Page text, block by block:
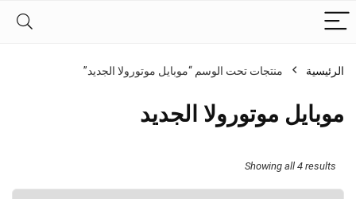
الرئيسية منتجات تحت الوسم “موبايل موتورولا الجديد”
موبايل موتورولا الجديد
Showing all 4 results
Sorted
by